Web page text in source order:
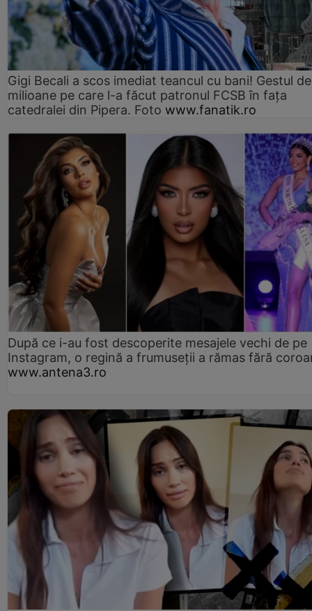
Gigi Becali a scos imediat teancul cu bani! Gestul de
milioane pe care l-a făcut patronul FCSB în fața
catedralei din Pipera. Foto www.fanatik.ro
După ce i-au fost descoperite mesajele vechi de pe
Instagram, o regină a frumuseții a rămas fără
www.antena3.ro